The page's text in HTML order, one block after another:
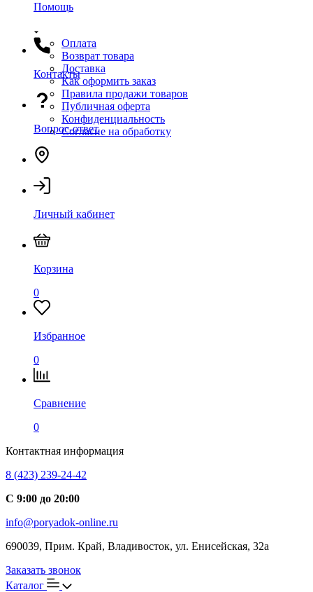
Помощь
Оплата
Возврат товара
Доставка
Как оформить заказ
Правила продажи товаров
Публичная оферта
Конфиденциальность
Согласие на обработку
Контакты
Вопрос-ответ
Личный кабинет
Корзина
0
Избранное
0
Сравнение
0
Контактная информация
8 (423) 239-24-42
С 9:00 до 20:00
info@poryadok-online.ru
690039, Прим. Край, Владивосток, ул. Енисейская, 32а
Заказать звонок
Каталог